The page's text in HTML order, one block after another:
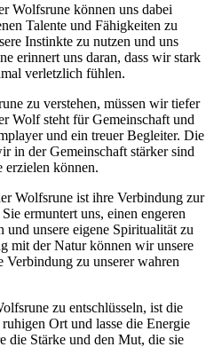
Wolfsrune können uns dabei
Talente​ und ‍Fähigkeiten zu
Instinkte zu nutzen⁣ und uns
erinnert uns daran, dass wir stark
⁢verletzlich fühlen.
zu ‌verstehen, müssen wir ⁣tiefer
Wolf steht für ⁣Gemeinschaft und
und ein ​treuer Begleiter. ⁣Die
in ‌der Gemeinschaft stärker sind
⁢erzielen können.
Wolfsrune‌ ist ‍ihre Verbindung zur⁤
ermuntert uns, einen engeren
unsere eigene ⁢Spiritualität zu
mit‌ der Natur⁤ können⁣ wir unsere
zu unserer wahren
zu ⁢entschlüsseln, ist die
Ort und ‍lasse die Energie
die Stärke ‍und den Mut, die sie